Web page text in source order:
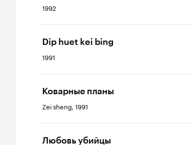
1992
Dip huet kei bing
1991
Коварные планы
Zei sheng, 1991
Любовь убийцы